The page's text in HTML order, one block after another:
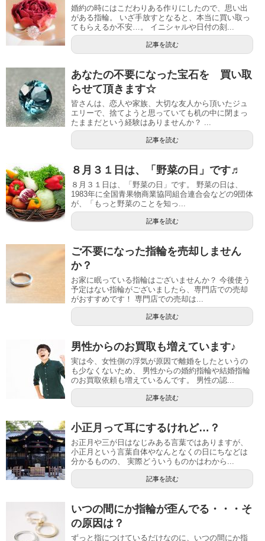
婚約の時にはこだわりある作りにしたので、思い出
がある指輪。 いざ手放すとなると、本当に買い取っ
てもらえるか不安…。 イニシャルや日付の刻...
記事を読む
あなたの不要になった宝石を 買い取
らせて頂きます☆
皆さんは、恋人や家族、大切な友人から頂いたジュ
エリーで、捨てようと思っていても机の中に閉まっ
たままだという経験はありませんか？ ...
記事を読む
８月３１日は、「野菜の日」です♬
８月３１日は、「野菜の日」です。 野菜の日は、
1983年に全国青果物商業協同組合連合会などの9団体
が、「もっと野菜のことを知っ...
記事を読む
ご不要になった指輪を売却しません
か？
お家に眠っている指輪はございませんか？ 今後使う
予定はない指輪がございましたら、専門店での売却
がおすすめです！ 専門店での売却は...
記事を読む
男性からのお買取も増えています♪
実は今、女性側の浮気が原因で離婚をしたというの
も少なくないため、 男性からの婚約指輪や結婚指輪
のお買取依頼も増えているんです。 男性の認...
記事を読む
小正月って耳にするけれど…？
お正月や三が日はなじみある言葉ではありますが、
小正月という言葉自体やなんとなくの日にちなどは
分かるものの、 実際どういうものかはわから...
記事を読む
いつの間にか指輪が歪んでる・・・そ
の原因は？
ずっと指につけているだけなのに、いつの間にか指